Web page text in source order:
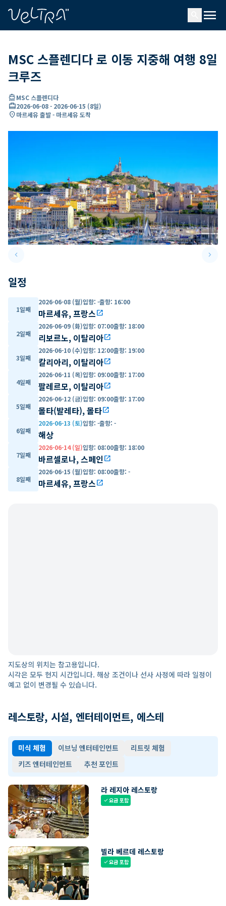
menu
MSC 스플렌디다 로 이동 지중해 여행 8일
크루즈
directions_boatMSC 스플렌디다
card_travel2026-06-08- 2026-06-15 (8일)
location_on마르세유 출발 - 마르세유 도착
keyboard_arrow_leftPrevious slide keyboard_arrow_right
일정
1일째
2026-06-08 (월)입항: -출항: 16:00
마르세유, 프랑스open_in_new
2일째
2026-06-09 (화)입항: 07:00출항: 18:00
리보르노, 이탈리아open_in_new
3일째
2026-06-10 (수)입항: 12:00출항: 19:00
칼리아리, 이탈리아open_in_new
4일째
2026-06-11 (목)입항: 09:00출항: 17:00
팔레르모, 이탈리아open_in_new
5일째
2026-06-12 (금)입항: 09:00출항: 17:00
몰타(발레타), 몰타open_in_new
6일째
2026-06-13 (토)입항: -출항: -
해상
7일째
2026-06-14 (일)입항: 08:00출항: 18:00
바르셀로나, 스페인open_in_new
8일째
2026-06-15 (월)입항: 08:00출항: -
마르세유, 프랑스open_in_new
지도상의 위치는 참고용입니다.
시각은 모두 현지 시간입니다. 해상 조건이나 선사 사정에 따라 일정이
예고 없이 변경될 수 있습니다.
레스토랑, 시설, 엔터테이먼트, 에스테
미식 체험 이브닝 엔터테인먼트
리트릿 체험
키즈 엔터테인먼트
추천 포인트
라 레지아 레스토랑
check요금 포함
빌라 베르데 레스토랑
check요금 포함